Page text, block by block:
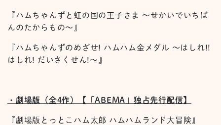
『ハムちゃんずと虹の国の王子さま 〜せかいでいちば
んのたからもの〜』
『ハムちゃんずのめざせ! ハムハム金メダル 〜はしれ!!
はしれ! だいさくせん!〜』
・劇場版（全4作）【「ABEMA」独占先行配信】
『劇場版とっとこハム太郎 ハムハムランド大冒険』